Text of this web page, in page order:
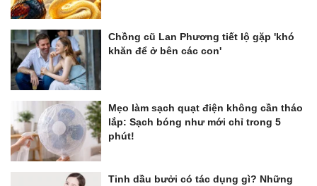
Chồng cũ Lan Phương tiết lộ gặp 'khó
khăn để ở bên các con'
Mẹo làm sạch quạt điện không cần tháo
lắp: Sạch bóng như mới chỉ trong 5
phút!
Tinh dầu bưởi có tác dụng gì? Những